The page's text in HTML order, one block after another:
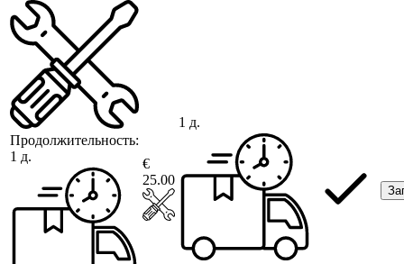
Продолжительность:
1 д.
€
25.00
1 д.